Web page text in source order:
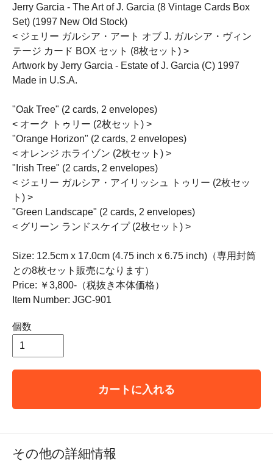
Jerry Garcia - The Art of J. Garcia (8 Vintage Cards Box
Set) (1997 New Old Stock)
< ジェリー ガルシア・アート オブ J. ガルシア・ヴィン
テージ カード BOX セット (8枚セット) >
Artwork by Jerry Garcia - Estate of J. Garcia (C) 1997
Made in U.S.A.
"Oak Tree" (2 cards, 2 envelopes)
< オーク トゥリー (2枚セット) >
"Orange Horizon" (2 cards, 2 envelopes)
< オレンジ ホライゾン (2枚セット) >
"Irish Tree" (2 cards, 2 envelopes)
< ジェリー ガルシア・アイリッシュ トゥリー (2枚セッ
ト) >
"Green Landscape" (2 cards, 2 envelopes)
< グリーン ランドスケイプ (2枚セット) >
Size: 12.5cm x 17.0cm (4.75 inch x 6.75 inch)（専用封筒
との8枚セット販売になります）
Price: ￥3,800-（税抜き本体価格）
Item Number: JGC-901
個数
カートに入れる
その他の詳細情報